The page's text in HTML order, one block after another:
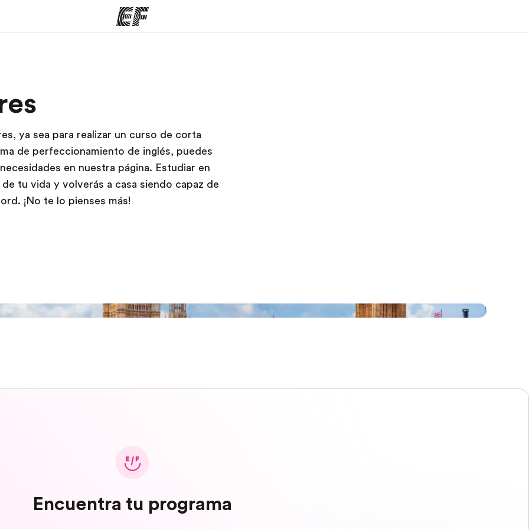
hacemos
ya sea para realizar un curso de corta
de perfeccionamiento de inglés, puedes
en nuestra página. Estudiar en
tu vida y volverás a casa siendo capaz de
¡No te lo pienses más!
Encuentra tu programa